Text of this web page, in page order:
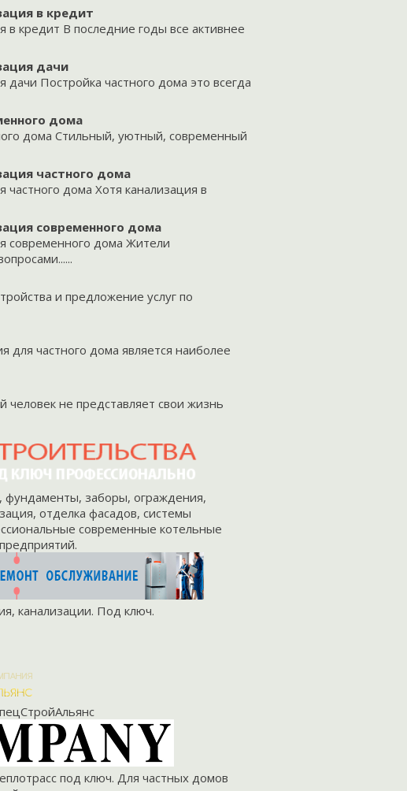
в кредит
в кредит В последние годы все активнее
дачи
Постройка частного дома это всегда
дома
дома Стильный, уютный, современный
частного дома
дома Хотя канализация в
современного дома
современного дома Жители
и предложение услуг по
для частного дома является наиболее
не представляет свои жизнь
, фундаменты, заборы, ограждения,
, отделка фасадов, системы
современные котельные
предприятий.
, канализации. Под ключ.
под ключ. Для частных домов